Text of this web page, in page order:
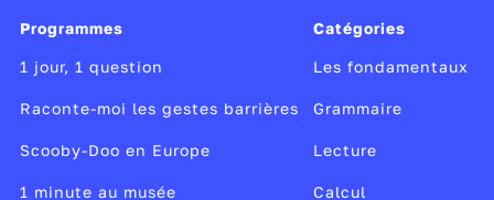
➡️ Bouquetin
➡️ Chamois
➡️ Faucon pèlerin
➡️ Grand tétras
Programmes
1 jour, 1 question
Raconte-moi les gestes barrières
Scooby-Doo en Europe
1 minute au musée
Catégories
Les fondamentaux
Grammaire
Lecture
Calcul